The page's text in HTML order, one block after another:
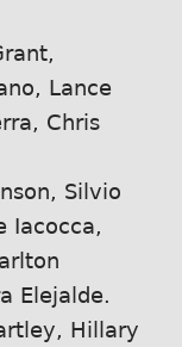
Lance
Chris
Silvio
Iacocca,
Elejalde.
Hillary